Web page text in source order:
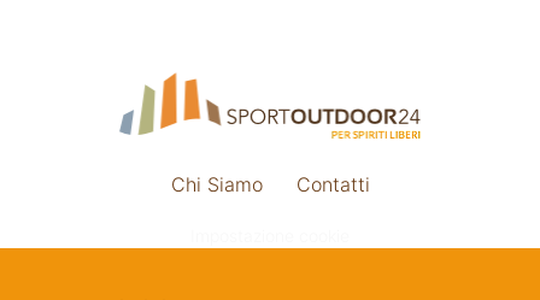
Chi Siamo Contatti